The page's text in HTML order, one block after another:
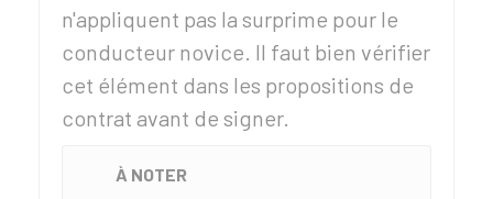
n'appliquent pas la surprime pour le
conducteur novice. Il faut bien vérifier
cet élément dans les propositions de
contrat avant de signer.
À NOTER